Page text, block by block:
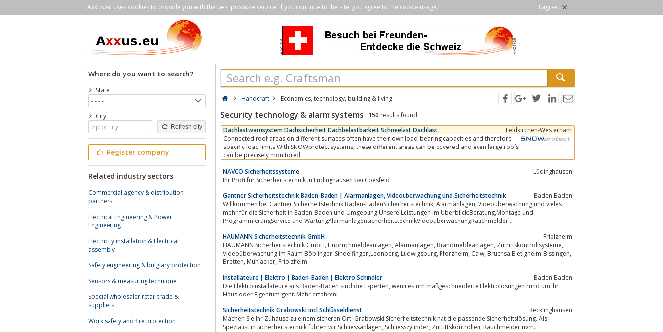
Axxus.eu uses cookies to provide you with the best possible service. If you continue to the site, you agree to the cookie usage. I agree. ×
Where do you want to search?
State:
City:
Refresh city
Register company
Related industry sectors
Commercial agency & distribution
partners
Electrical Engineering & Power
Engineering
Electricity installation & Electrical
assembly
Safety engineering & bulglary protection
Sensors & measuring technique
Special wholesaler retail trade &
suppliers
Work safety and fire protection
Handcraft Economics, technology, building & living
Security technology & alarm systems 150 results found
Dachlastwarnsystem Dachsicherheit Dachbelastbarkeit Schneelast Dachlast
Feldkirchen-Westerham
Connected roof areas on different surfaces often have their own load-bearing capacities and therefore
specific load limits.With SNOWprotect systems, these different areas can be covered and even large roofs
can be precisely monitored.
NAVCO Sicherheitssysteme
Lüdinghausen
Ihr Profi für Sicherheitstechnik in Lüdinghausen bei Coesfeld
Gantner Sicherheitstechnik Baden-Baden | Alarmanlagen, Videoüberwachung und Sicherheitstechnik
Baden-Baden
Willkommen bei Gantner Sicherheitstechnik Baden-BadenSicherheitstechnik, Alarmanlagen, Videoüberwachung und vieles
mehr für die Sicherheit in Baden-Baden und Umgebung.Unsere Leistungen im Überblick:Beratung,Montage und
ProgrammierungService und WartungAlarmanlagenSicherheitstechnikVideoüberwachungRauchmelder...
HAUMANN Sicherheitstechnik GmbH
Friolzheim
HAUMANN Sicherheitstechnik GmbH, Einbruchmeldeanlagen, Alarmanlagen, Brandmeldeanlagen, Zutrittskontrollsysteme,
Videoüberwachung im Raum Böblingen-Sindelfingen,Leonberg, Ludwigsburg, Pforzheim, Calw, BruchsalBietigheim-Bissingen,
Bretten, Mühlacker, Friolzheim
Installateure | Elektro | Baden-Baden | Elektro Schindler
Baden-Baden
Die Elektroinstallateure aus Baden-Baden sind die Experten, wenn es um maßgeschneiderte Elektrolösungen rund um Ihr
Haus oder Eigentum geht. Mehr erfahren!
Sicherheitstechnik Grabowski incl Schlüsseldienst
Recklinghausen
Machen Sie Ihr Zuhause zu einem sicheren Ort. Grabowski Sicherheitstechnik hat die passende Sicherheitslösung. Als
Spezialist in Sicherheitstechnik führen wir Schliessanlagen, Schliesszylinder, Zutrittskontrollen, Rauchmelder uvm.